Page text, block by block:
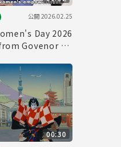
公開2026.02.25
Day 2026
Govenor of
00:30